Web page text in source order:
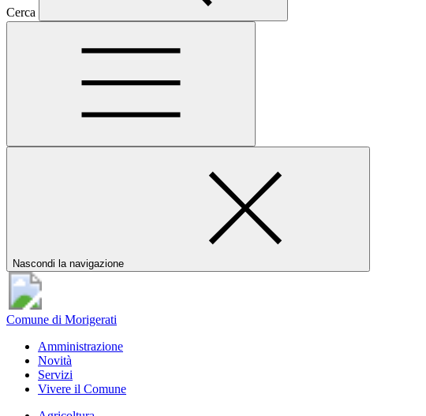
Cerca
Nascondi la navigazione
Comune di Morigerati
Amministrazione
Novità
Servizi
Vivere il Comune